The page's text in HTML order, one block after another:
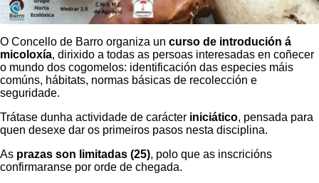
O Concello de Barro organiza un curso de introdución á
micoloxía, dirixido a todas as persoas interesadas en coñecer
o mundo dos cogomelos: identificación das especies máis
comúns, hábitats, normas básicas de recolección e
seguridade.
Trátase dunha actividade de carácter iniciático, pensada para
quen desexe dar os primeiros pasos nesta disciplina.
As prazas son limitadas (25), polo que as inscricións
confirmaranse por orde de chegada.